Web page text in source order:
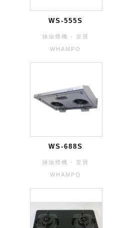
WS-555S
抽油煙機 - 皇寶
WHAMPO
WS-688S
抽油煙機 - 皇寶
WHAMPO